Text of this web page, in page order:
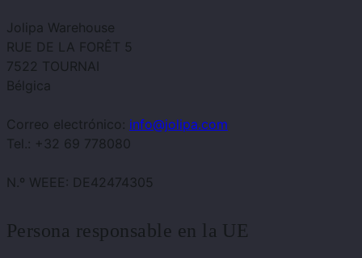
Jolipa Warehouse
RUE DE LA FORÊT 5
7522 TOURNAI
Bélgica
Correo electrónico: info@jolipa.com
Tel.: +32 69 778080
N.º WEEE: DE42474305
Persona responsable en la UE